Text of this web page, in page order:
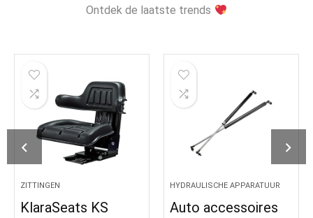
Ontdek de laatste trends
ZITTINGEN
KlaraSeats KS
HYDRAULISCHE APPARATUUR
Auto accessoires